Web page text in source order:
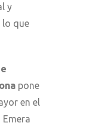
y
lo que
pone
en el